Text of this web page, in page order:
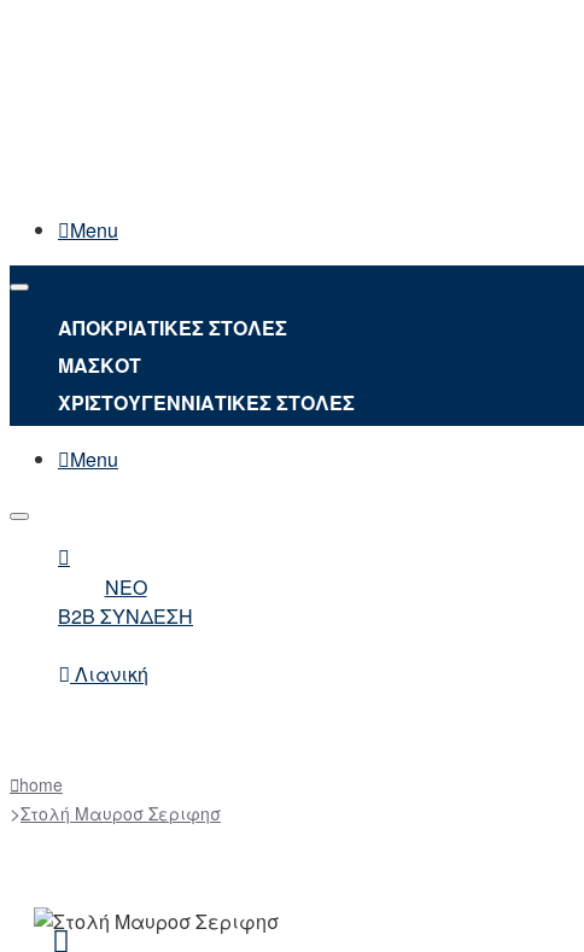
Menu
ΑΠΟΚΡΙΑΤΙΚΕΣ ΣΤΟΛΕΣ
ΜΑΣΚΟΤ
ΧΡΙΣΤΟΥΓΕΝΝΙΑΤΙΚΕΣ ΣΤΟΛΕΣ
Menu
NEO
B2B ΣΥΝΔΕΣΗ
Λιανική
home
Στολή Μαυροσ Σεριφησ